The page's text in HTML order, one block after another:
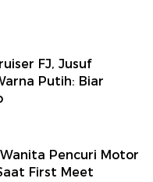
FJ, Jusuf
Putih: Biar
Pencuri Motor
First Meet